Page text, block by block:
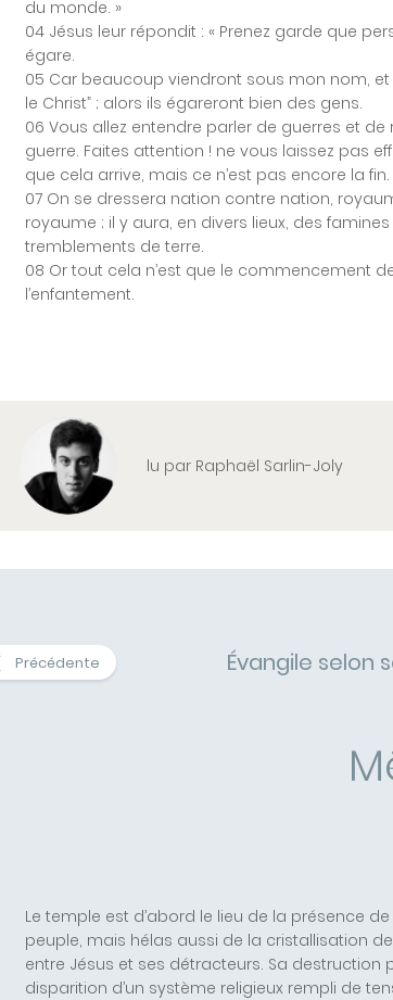
du monde. »
04 Jésus leur répondit : « Prenez garde que
égare.
05 Car beaucoup viendront sous mon nom, et
le Christ” ; alors ils égareront bien des gens.
06 Vous allez entendre parler de guerres et de
guerre. Faites attention ! ne vous laissez pas
que cela arrive, mais ce n’est pas encore la fin.
07 On se dressera nation contre nation,
royaume ; il y aura, en divers lieux, des
tremblements de terre.
08 Or tout cela n’est que le commencement
l’enfantement.
lu par Raphaël Sarlin-Joly
Évangile selon
Précédente
Le temple est d’abord le lieu de la présence
peuple, mais hélas aussi de la cristallisation
entre Jésus et ses détracteurs. Sa destruction
disparition d’un système religieux rempli de